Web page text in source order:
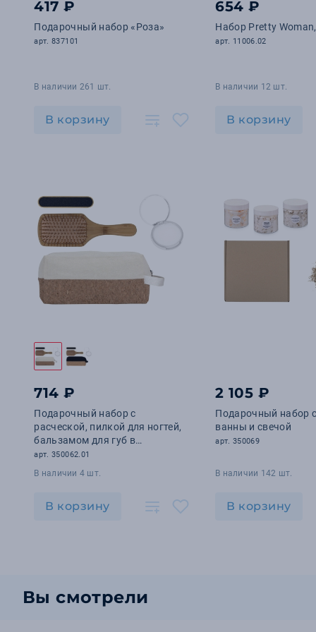
417 ₽
Подарочный набор «Роза»
арт. 837101
В наличии 261 шт.
В корзину
654 ₽
Набор Pretty
арт. 11006.02
В наличии 12 шт.
В корзину
714 ₽
Подарочный набор с
расческой, пилкой для ногтей,
бальзамом для губ в
косметичке
арт. 350062.01
В наличии 4 шт.
В корзину
2 105 ₽
Подарочный набор
ванны и свечой
арт. 350069
В наличии 142 шт.
В корзину
Вы смотрели